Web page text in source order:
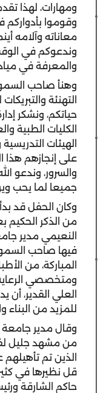
ومهارات، لهذا
وقوموا
معاناته وآلامه
وندعوكم في
والمعرفة في
وهنأ صاحب السمو
التهنئة
حياتكم، ونشكر
الكليات الطبية
الهيئات
على إنجازهم هذا
والسرور، وندعو
جميعا لما يحب
وكان الحفل قد
من الذكر الحكيم
النعيمي مدير
فيها صاحب السمو
المباركة، من
ومتخصصي الرعاية
العلي القدير،
للمزيد من البناء
وقال مدير جامعة
من مشهد جليل
الذين تم
قل نظيرها في
حاكم الشارقة